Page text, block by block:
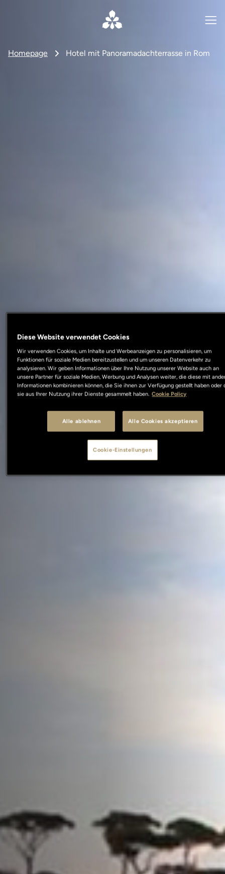
Homepage Hotel mit Panoramadachterrasse in Rom
Diese Website verwendet Cookies
Wir verwenden Cookies, um Inhalte und Werbeanzeigen zu personalisieren, um
Funktionen für soziale Medien bereitzustellen und um unseren Datenverkehr zu
analysieren. Wir geben Informationen über Ihre Nutzung unserer Website auch an
unsere Partner für soziale Medien, Werbung und Analysen weiter, die diese mit
Informationen kombinieren können, die Sie ihnen zur Verfügung gestellt haben oder
sie aus Ihrer Nutzung ihrer Dienste gesammelt haben. Cookie Policy
Alle ablehnen Alle Cookies akzeptieren
Cookie-Einstellungen